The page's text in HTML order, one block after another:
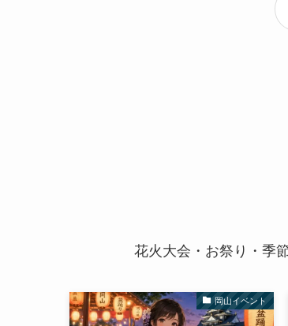
花火大会・お祭り・季
岡山イベント